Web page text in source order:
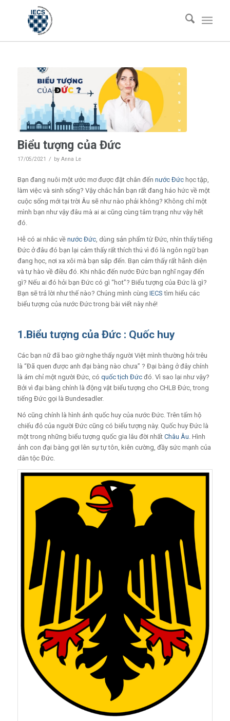
Biểu tượng của Đức
17/05/2021 / by Anna Le
Bạn đang nuôi một ước mơ được đặt chân đến nước Đứchọc tập,
làm việc và sinh sống? Vậy chắc hẳn bạn rất đang háo hức về một
cuộc sống mới tại trời Âu sẽ như nào phải không? Không chỉ một
mình bạn như vậy đâu mà ai ai cũng cùng tâm trạng như vậy hết
đó.
Hễ có ai nhắc về nước Đức, dùng sản phẩm từ Đức, nhìn thấy tiếng
Đức ở đâu đó bạn lại cảm thấy rất thích thú vì đó là ngôn ngữ bạn
đang học, nơi xa xôi mà bạn sắp đến. Bạn cảm thấy rất hãnh diện
và tự hào về điều đó. Khi nhắc đến nước Đức bạn nghĩ ngay đến
gì? Nếu ai đó hỏi bạn Đức có gì “hot”? Biểu tượng của Đức là gì?
Bạn sẽ trả lời như thế nào? Chúng mình cùng IECS tìm hiểu các
biểu tượng của nước Đức trong bài viết này nhé!
1.Biểu tượng của Đức : Quốc huy
Các bạn nữ đã bao giờ nghe thấy người Việt mình thường hỏi trêu
là “Đã quen được anh đại bàng nào chưa” ? Đại bàng ở đây chính
là ám chỉ một người Đức, có quốc tịch Đứcđó. Vì sao lại như vậy?
Bởi vì đại bàng chính là động vật biểu tượng cho CHLB Đức, trong
tiếng Đức gọi là Bundesadler.
Nó cũng chính là hình ảnh quốc huy của nước Đức. Trên tấm hộ
chiếu đỏ của người Đức cũng có biểu tượng này. Quốc huy Đức là
một trong những biểu tượng quốc gia lâu đời nhất Châu Âu. Hình
ảnh con đại bàng gợi lên sự tự tôn, kiên cường, đầy sức mạnh của
dân tộc Đức.